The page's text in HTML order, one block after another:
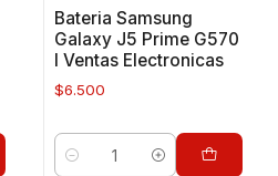
Bateria Samsung
Galaxy J5 Prime G570
I Ventas Electronicas
$6.500
Cantidad